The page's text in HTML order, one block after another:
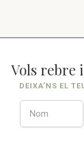
Vols rebre
DEIXA’NS EL